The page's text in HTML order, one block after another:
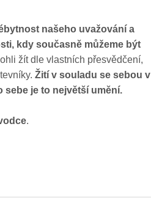
našeho uvažování a
kdy současně můžeme být
žít dle vlastních přesvědčení,
Žití v souladu se sebou v
sebe je to největší umění.
.